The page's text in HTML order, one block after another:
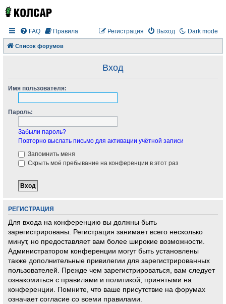
Dark mode
FAQ Правила Выход
Регистрация
Список форумов
Вход
Имя пользователя:
Пароль:
Забыли пароль?
Повторно выслать письмо для активации учётной записи
Запомнить меня
Скрыть моё пребывание на конференции в этот раз
РЕГИСТРАЦИЯ
Для входа на конференцию вы должны быть
зарегистрированы. Регистрация занимает всего несколько
минут, но предоставляет вам более широкие возможности.
Администратором конференции могут быть установлены
также дополнительные привилегии для зарегистрированных
пользователей. Прежде чем зарегистрироваться, вам следует
ознакомиться с правилами и политикой, принятыми на
конференции. Помните, что ваше присутствие на форумах
означает согласие со всеми правилами.